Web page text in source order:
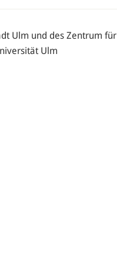
Ulm und des Zentrum für
Ulm